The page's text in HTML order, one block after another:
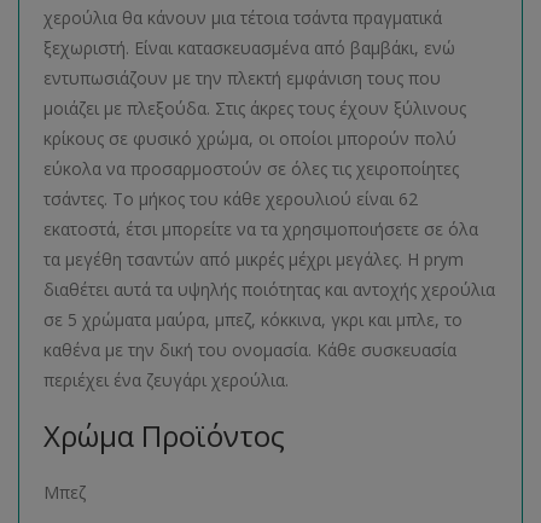
χερούλια θα κάνουν μια τέτοια τσάντα πραγματικά
ξεχωριστή. Είναι κατασκευασμένα από βαμβάκι, ενώ
εντυπωσιάζουν με την πλεκτή εμφάνιση τους που
μοιάζει με πλεξούδα. Στις άκρες τους έχουν ξύλινους
κρίκους σε φυσικό χρώμα, οι οποίοι μπορούν πολύ
εύκολα να προσαρμοστούν σε όλες τις χειροποίητες
τσάντες. Το μήκος του κάθε χερουλιού είναι 62
εκατοστά, έτσι μπορείτε να τα χρησιμοποιήσετε σε όλα
τα μεγέθη τσαντών από μικρές μέχρι μεγάλες. Η prym
διαθέτει αυτά τα υψηλής ποιότητας και αντοχής χερούλια
σε 5 χρώματα μαύρα, μπεζ, κόκκινα, γκρι και μπλε, το
καθένα με την δική του ονομασία. Κάθε συσκευασία
περιέχει ένα ζευγάρι χερούλια.
Χρώμα Προϊόντος
Μπεζ